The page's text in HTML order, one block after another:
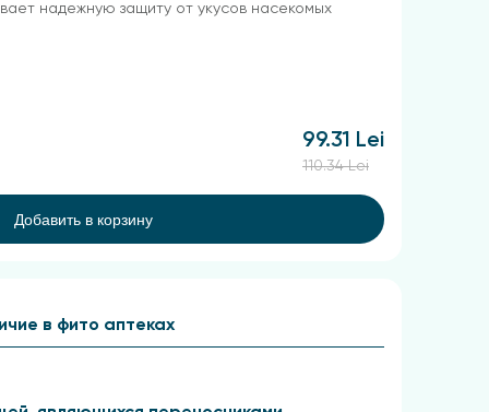
надежную защиту от укусов насекомых
99.31 Lei
110.34 Lei
Добавить в корзину
в фито аптеках